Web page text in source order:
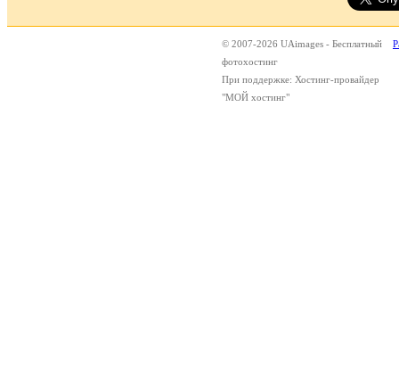
© 2007-2026 UAimages - Бесплатный
фотохостинг
При поддержке: Хостинг-провайдер
"МОЙ хостинг"